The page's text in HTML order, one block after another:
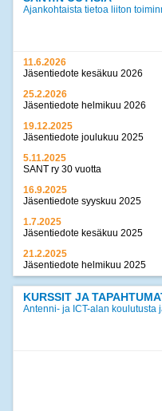
Ajankohtaista tietoa liiton
11.6.2026
Jäsentiedote kesäkuu 2026
25.2.2026
Jäsentiedote helmikuu 2026
19.12.2025
Jäsentiedote joulukuu 2025
5.11.2025
SANT ry 30 vuotta
16.9.2025
Jäsentiedote syyskuu 2025
1.7.2025
Jäsentiedote kesäkuu 2025
21.2.2025
Jäsentiedote helmikuu 2025
17.12.2024
Jäsentiedote joulukuu 2024
KURSSIT JA
Antenni- ja ICT-alan koulutusta